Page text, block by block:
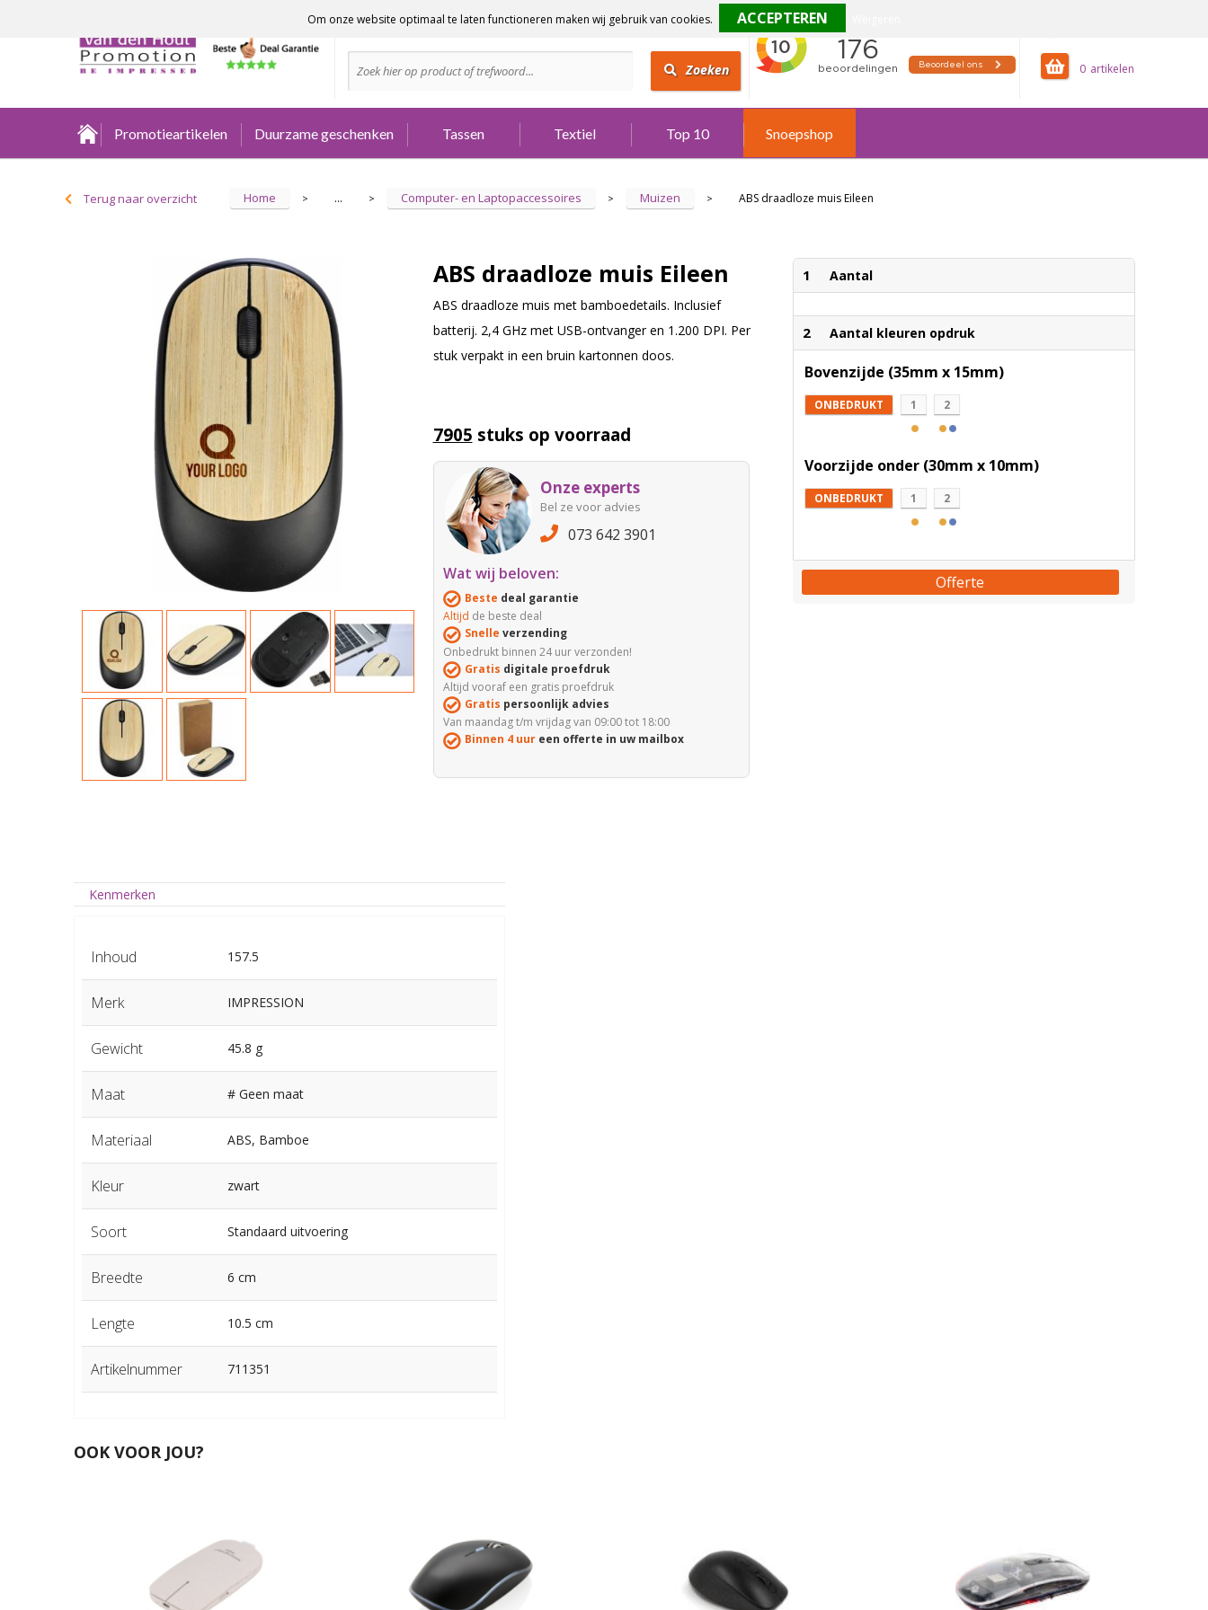
0
Advies nodig?
Zoeken
Promotieartikelen Duurzame geschenken Tassen Textiel Top 10 Snoepshop
Terug naar overzicht Home > ... > Computer- en Laptopaccessoires > Muizen > ABS draadloze muis Eileen
ABS draadloze muis Eileen
ABS draadloze muis met bamboedetails. Inclusief
batterij. 2,4 GHz met USB-ontvanger en 1.200 DPI. Per
stuk verpakt in een bruin kartonnen doos.
7905 stuks op voorraad
Onze experts
Bel ze voor advies
073 642 3901
Wat wij beloven:
Beste deal garantie
Altijd de beste deal
Snelle verzending
Onbedrukt binnen 24 uur verzonden!
Gratis digitale proefdruk
Altijd vooraf een gratis proefdruk
Gratis persoonlijk advies
Van maandag t/m vrijdag van 09:00 tot 18:00
Binnen 4 uureen offerte in uw mailbox
1 Aantal
2 Aantal kleuren opdruk
Bovenzijde (35mm x 15mm)
ONBEDRUKT 1 2
Voorzijde onder (30mm x 10mm)
ONBEDRUKT 1 2
Offerte
Kenmerken
Inhoud 157.5
Merk IMPRESSION
Gewicht 45.8 g
Maat # Geen maat
Materiaal ABS, Bamboe
Kleur zwart
Soort Standaard uitvoering
Breedte 6 cm
Lengte 10.5 cm
Artikelnummer 711351
OOK VOOR JOU?
Om onze website optimaal te laten functioneren maken wij gebruik van cookies.